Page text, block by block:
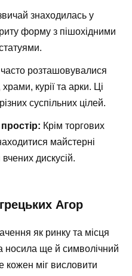
знаходилась у
форму з пішохідними
часто розташовувалися
храми, курії та арки. Ці
суспільних цілей.
Крім торгових
майстерні
вчених дискусій.
Агор
як ринку та місця
носила ще й символічний
міг висловити